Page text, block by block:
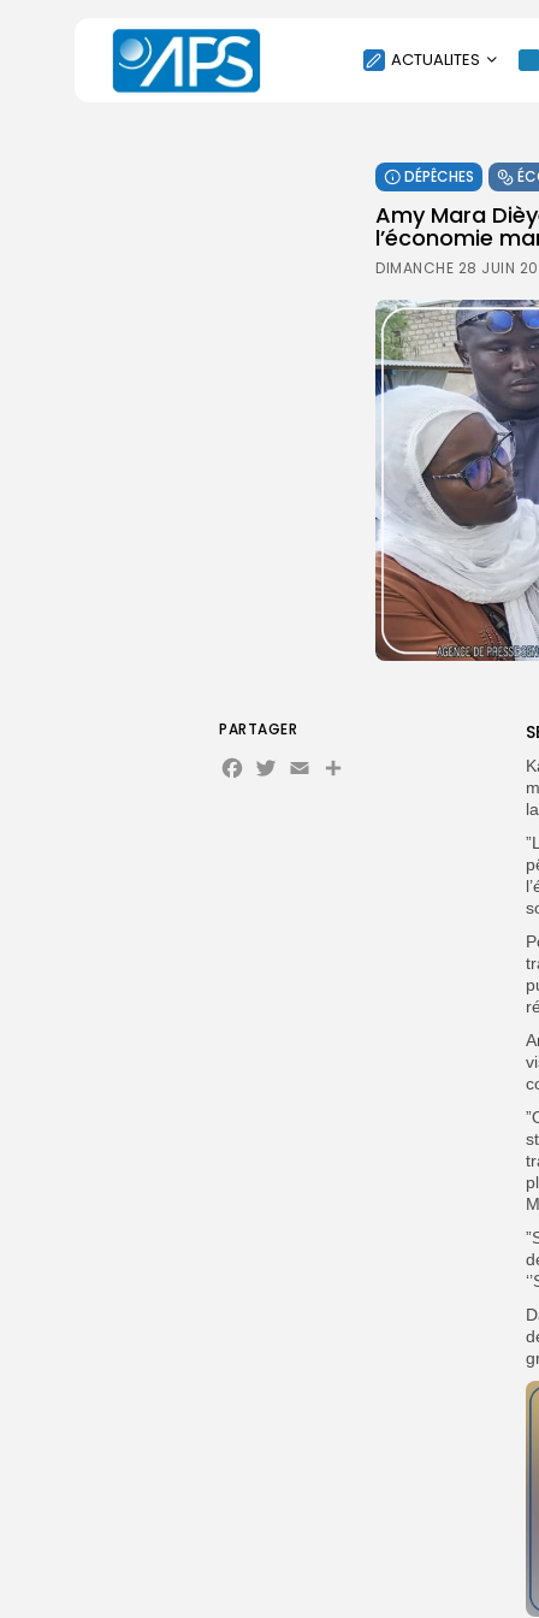
ACTUALITES
SOCIÉTÉ
ÉCONOMIE
CULTURE
ENVIRONNEMENT
INTERNATIONAL
AGENDA
SANTE
DÉPÊCHES
Amy Mara
l’économie
DIMANCHE 28 JUIN
PARTAGER
Facebook
Twitter
Email